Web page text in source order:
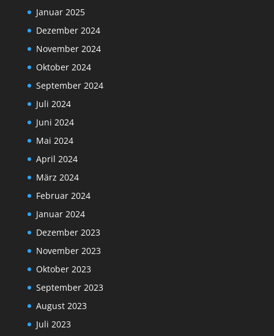
Januar 2025
Dezember 2024
November 2024
Oktober 2024
September 2024
Juli 2024
Juni 2024
Mai 2024
April 2024
März 2024
Februar 2024
Januar 2024
Dezember 2023
November 2023
Oktober 2023
September 2023
August 2023
Juli 2023